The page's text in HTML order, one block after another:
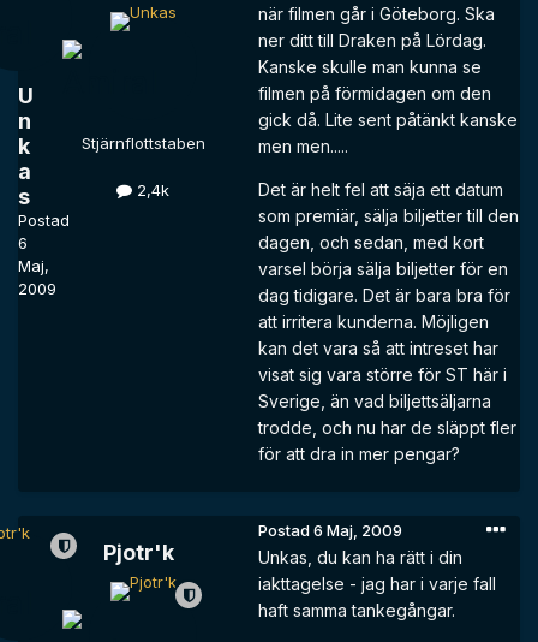
U
n
k
a
s
Postad
6
Maj,
2009
Stjärnflottstaben
2,4k
när filmen går i Göteborg. Ska
ner ditt till Draken på Lördag.
Kanske skulle man kunna se
filmen på förmidagen om den
gick då. Lite sent påtänkt kanske
men men.....
Det är helt fel att säja ett datum
som premiär, sälja biljetter till den
dagen, och sedan, med kort
varsel börja sälja biljetter för en
dag tidigare. Det är bara bra för
att irritera kunderna. Möjligen
kan det vara så att intreset har
visat sig vara större för ST här i
Sverige, än vad biljettsäljarna
trodde, och nu har de släppt fler
för att dra in mer pengar?
Pjotr'k
Postad6 Maj, 2009
Unkas, du kan ha rätt i din
iakttagelse - jag har i varje fall
haft samma tankegångar.